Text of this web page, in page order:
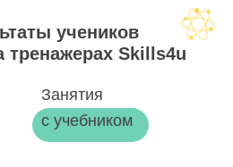
учеников
тренажерах Skills4u
Занятия
с учебником